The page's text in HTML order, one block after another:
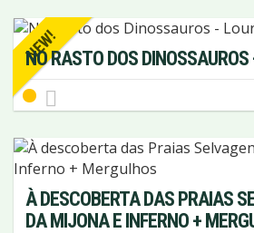
NEW!
NO RASTO DOS
À DESCOBERTA DAS PRAIAS
DA MIJONA E INFERNO +